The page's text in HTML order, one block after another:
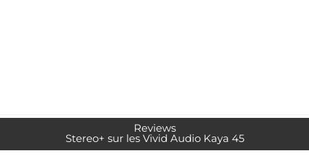
Reviews
Stereo+ sur les Vivid Audio Kaya 45